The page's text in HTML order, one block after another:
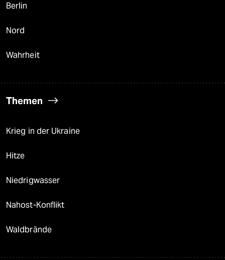
Berlin
Nord
Wahrheit
Themen
Krieg in der Ukraine
Hitze
Niedrigwasser
Nahost-Konflikt
Waldbrände